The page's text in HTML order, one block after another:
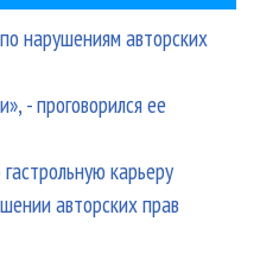
нарушениям авторских
- проговорился ее
карьеру
авторских прав